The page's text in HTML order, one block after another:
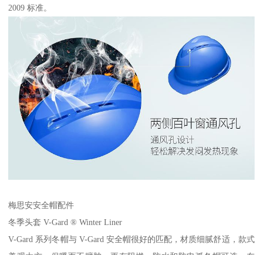
2009 标准。
梅思安安全帽配件
冬季头套 V-Gard ® Winter Liner
V-Gard 系列冬帽与 V-Gard 安全帽很好的匹配，材质细腻舒适，款式